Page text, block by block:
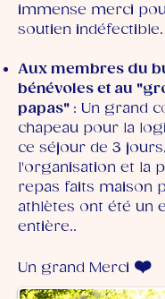
immense merci
soutien indéfectible.
Aux membres du
bénévoles et au
papas" : Un grand
chapeau pour la
ce séjour de 3 jours,
l'organisation et la
repas faits maison
athlètes ont été un
entière..
Un grand Merci ❤️